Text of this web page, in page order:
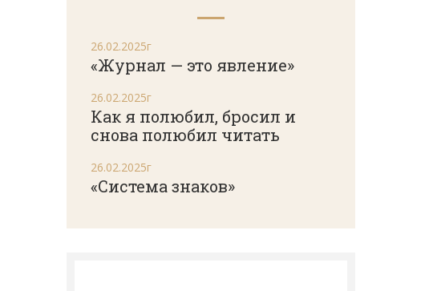
26.02.2025г
«Журнал — это явление»
26.02.2025г
Как я полюбил, бросил и
снова полюбил читать
26.02.2025г
«Система знаков»